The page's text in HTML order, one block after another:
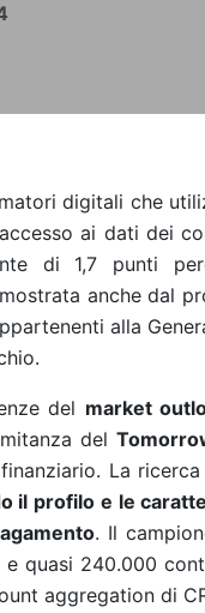
digitali che
ai dati dei
di 1,7 punti
anche dal
alla
del market
del
La
il profilo e le
. Il
quasi 240.000
aggregation di